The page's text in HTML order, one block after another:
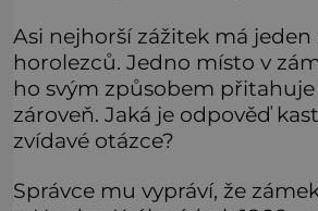
Asi nejhorší zážitek má
horolezců. Jedno místo v
ho svým způsobem
zároveň. Jaká je odpověď
zvídavé otázce?
Správce mu vypráví, že